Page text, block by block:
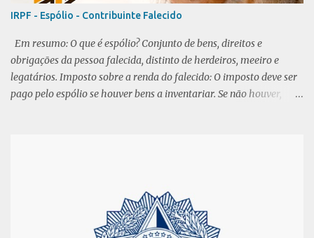
IRPF - Espólio - Contribuinte Falecido
Em resumo: O que é espólio? Conjunto de bens, direitos e
obrigações da pessoa falecida, distinto de herdeiros, meeiro e
legatários. Imposto sobre a renda do falecido: O imposto deve ser
pago pelo espólio se houver bens a inventariar. Se não houver,
feito ao delegado da Receita Federal. Procedimento após o
falecimento com bens a inventariar: É necessário processar
inventário, emitir formal de partilha ou carta de adjudicação, e